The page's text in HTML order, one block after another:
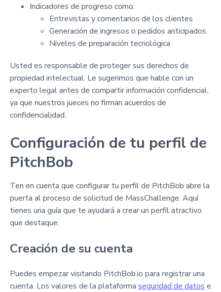
Indicadores de progreso como:
Entrevistas y comentarios de los clientes
Generación de ingresos o pedidos anticipados
Niveles de preparación tecnológica
Usted es responsable de proteger sus derechos de
propiedad intelectual. Le sugerimos que hable con un
experto legal antes de compartir información confidencial,
ya que nuestros jueces no firman acuerdos de
confidencialidad.
Configuración de tu perfil de
PitchBob
Ten en cuenta que configurar tu perfil de PitchBob abre la
puerta al proceso de solicitud de MassChallenge. Aquí
tienes una guía que te ayudará a crear un perfil atractivo
que destaque.
Creación de su cuenta
Puedes empezar visitando PitchBob.io para registrar una
cuenta. Los valores de la plataforma seguridad de datos e